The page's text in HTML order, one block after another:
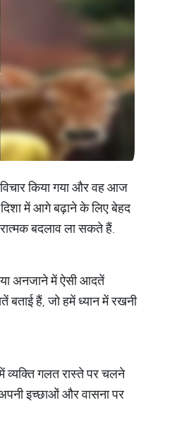
विचार किया गया और वह आज
दिशा में आगे बढ़ाने के लिए बेहद
बदलाव ला सकते हैं.
या अनजाने में ऐसी आदतें
बताई हैं, जो हमें ध्यान में रखनी
व्यक्ति गलत रास्ते पर चलने
इच्छाओं और वासना पर